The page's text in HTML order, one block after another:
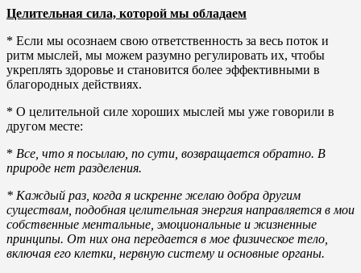
Целительная сила, которой мы обладаем
* Если мы осознаем свою ответственность за весь поток и
ритм мыслей, мы можем разумно регулировать их, чтобы
укреплять здоровье и становится более эффективными в
благородных действиях.
* О целительной силе хороших мыслей мы уже говорили в
другом месте:
* Все, что я посылаю, по сути, возвращается обратно. В
природе нет разделения.
* Каждый раз, когда я искренне желаю добра другим
существам, подобная целительная энергия направляется в мои
собственные ментальные, эмоциональные и жизненные
принципы. От них она передается в мое физическое тело,
включая его клетки, нервную систему и основные органы.